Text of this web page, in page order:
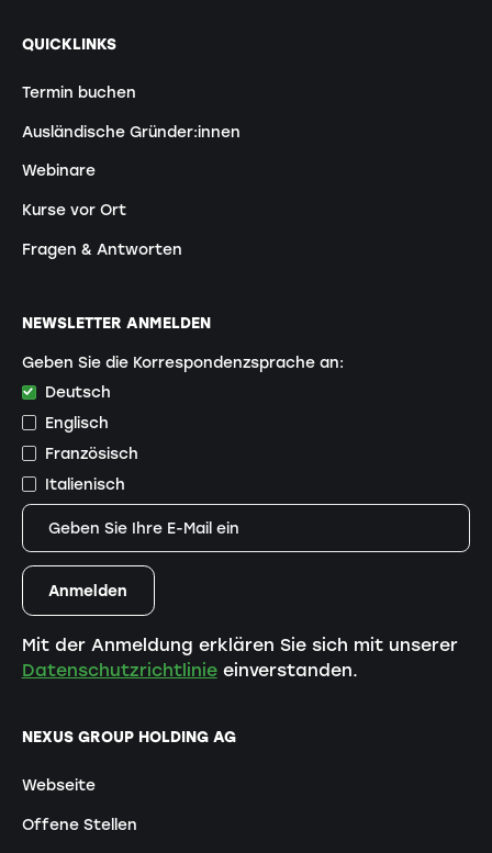
QUICKLINKS
Termin buchen
Ausländische Gründer:innen
Webinare
Kurse vor Ort
Fragen & Antworten
NEXUS GROUP HOLDING AG
Webseite
Offene Stellen
NEWSLETTER ANMELDEN
Geben Sie die Korrespondenzsprache an:
Deutsch
Englisch
Französisch
Italienisch
Mit der Anmeldung erklären Sie sich mit unserer
Datenschutzrichtlinieeinverstanden.